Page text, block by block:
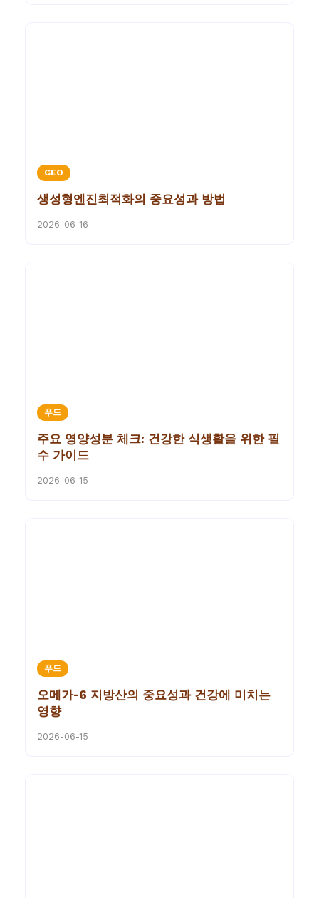
GEO
생성형엔진최적화의 중요성과 방법
2026-06-16
푸드
주요 영양성분 체크: 건강한 식생활을 위한 필
수 가이드
2026-06-15
푸드
오메가-6 지방산의 중요성과 건강에 미치는
영향
2026-06-15